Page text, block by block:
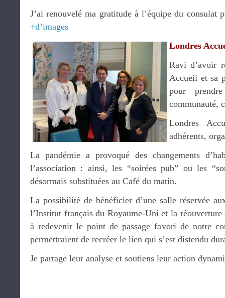
J’ai renouvelé ma gratitude à l’équipe du consulat
+d’images
Londres
Ravi d’avoir
Accueil et sa
pour
communauté,
Londres
adhérents,
La pandémie a provoqué des changements
l’association : ainsi, les “soirées pub” ou les
désormais substituées au Café du matin.
La possibilité de bénéficier d’une salle réservée
l’Institut français du Royaume-Uni et la réouverture
à redevenir le point de passage favori de notre
permettraient de recréer le lien qui s’est distendu
Je partage leur analyse et soutiens leur action